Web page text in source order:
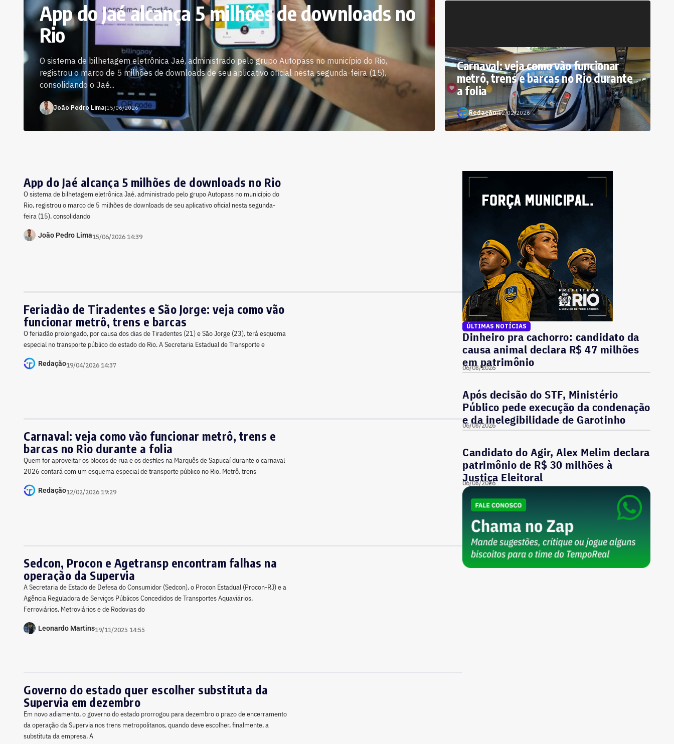
App do Jaé alcança 5 milhões de downloads no
Rio
O sistema de bilhetagem eletrônica Jaé, administrado pelo grupo Autopass no município do Rio,
registrou o marco de 5 milhões de downloads de seu aplicativo oficial nesta segunda-feira (15),
consolidando o Jaé...
João Pedro Lima|15/06/2026
Carnaval: veja como vão funcionar
metrô, trens e barcas no Rio durante
a folia
Redação|12/02/2026
App do Jaé alcança 5 milhões de downloads no Rio
O sistema de bilhetagem eletrônica Jaé, administrado pelo grupo Autopass no município do
Rio, registrou o marco de 5 milhões de downloads de seu aplicativo oficial nesta segunda-
feira (15), consolidando
João Pedro Lima15/06/2026 14:39
Feriadão de Tiradentes e São Jorge: veja como vão
funcionar metrô, trens e barcas
O feriadão prolongado, por causa dos dias de Tiradentes (21) e São Jorge (23), terá esquema
especial no transporte público do estado do Rio. A Secretaria Estadual de Transporte e
Redação19/04/2026 14:37
Carnaval: veja como vão funcionar metrô, trens e
barcas no Rio durante a folia
Quem for aproveitar os blocos de rua e os desfiles na Marquês de Sapucaí durante o carnaval
2026 contará com um esquema especial de transporte público no Rio. Metrô, trens
Redação12/02/2026 19:29
Sedcon, Procon e Agetransp encontram falhas na
operação da Supervia
A Secretaria de Estado de Defesa do Consumidor (Sedcon), o Procon Estadual (Procon-RJ) e a
Agência Reguladora de Serviços Públicos Concedidos de Transportes Aquaviários,
Ferroviários, Metroviários e de Rodovias do
Leonardo Martins19/11/2025 14:55
Governo do estado quer escolher substituta da
Supervia em dezembro
Em novo adiamento, o governo do estado prorrogou para dezembro o prazo de encerramento
da operação da Supervia nos trens metropolitanos, quando deve escolher, finalmente, a
substituta da empresa. A
ÚLTIMAS NOTÍCIAS
Dinheiro pra cachorro: candidato da
causa animal declara R$ 47 milhões
em patrimônio
06/08/2026
Após decisão do STF, Ministério
Público pede execução da condenação
e da inelegibilidade de Garotinho
06/08/2026
Candidato do Agir, Alex Melim declara
patrimônio de R$ 30 milhões à
Justiça Eleitoral
06/08/2026